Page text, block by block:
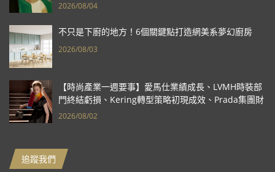
2026/08/04
不只是下廚的地方！6個關鍵點打造網美系夢幻廚房
2026/08/03
【時尚產業一週要事】愛馬仕業績成長、LVMH時裝部
門終結虧損、Kering轉型策略初現成效、Prada集團財
報亮眼
2026/08/02
追蹤我們